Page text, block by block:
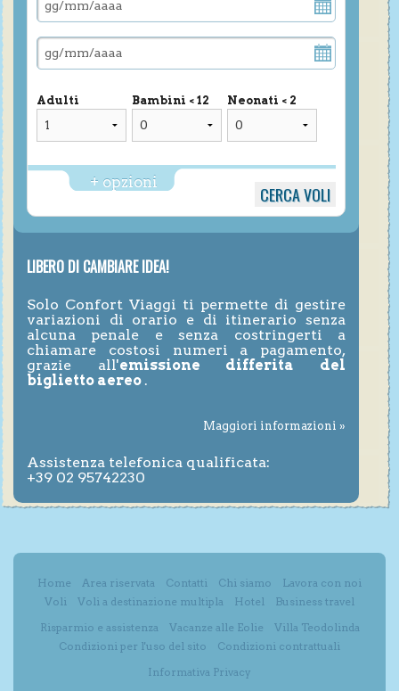
Adulti Bambini < 12 Neonati < 2
+ opzioni
LIBERO DI CAMBIARE IDEA!
Solo Confort Viaggi ti permette di gestire
variazioni di orario e di itinerario senza
alcuna penale e senza costringerti a
chiamare costosi numeri a pagamento,
grazie all'emissione differita del
biglietto aereo .
Maggiori informazioni »
Assistenza telefonica qualificata:
+39 02 95742230
Home Area riservata Contatti Chi siamo
Lavora con noi
Voli
Voli a destinazione multipla Hotel
Business travel
Risparmio e assistenza
Vacanze alle Eolie
Villa Teodolinda
Condizioni per l'uso del sito
Condizioni contrattuali
Informativa Privacy